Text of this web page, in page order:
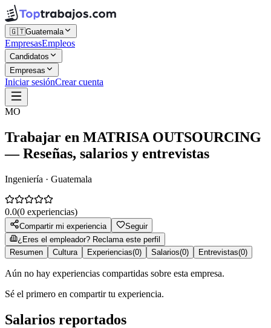
🇬🇹Guatemala
EmpresasEmpleos
Candidatos
Empresas
Iniciar sesiónCrear cuenta
MO
Trabajar en MATRISA OUTSOURCING
— Reseñas, salarios y entrevistas
Ingeniería · Guatemala
0.0(0 experiencias)
Compartir mi experiencia
Seguir
¿Eres el empleador? Reclama este perfil
Resumen
Cultura Experiencias(0) Salarios(0) Entrevistas(0)
Aún no hay experiencias compartidas sobre esta empresa.
Sé el primero en compartir tu experiencia.
Salarios reportados